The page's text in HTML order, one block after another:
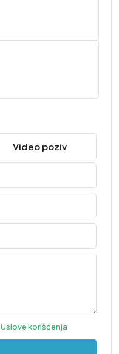
Video poziv
Uslove korišćenja